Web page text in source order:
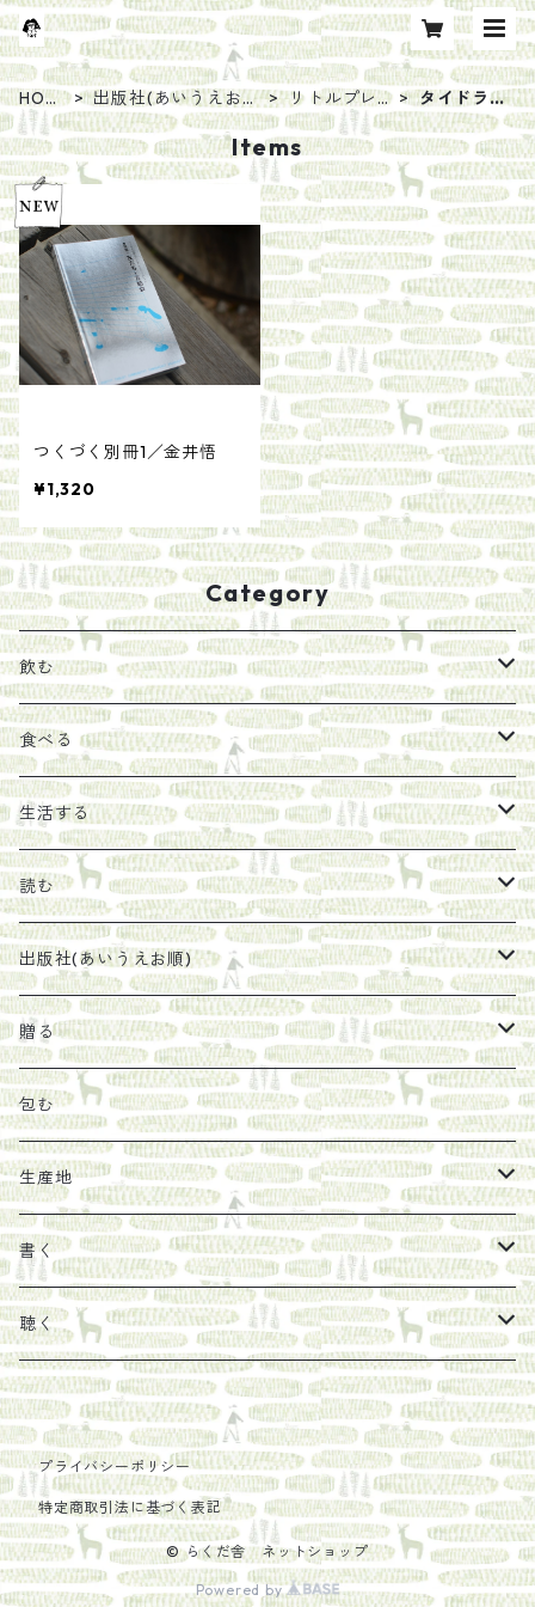
HOM
E
出版社(あいうえお
順)
リトルプレ
ス
タイドラ
ー
Items
つくづく別冊1／金井悟
¥1,320
Category
飲む
お茶
エキス
珈琲豆
太山寺珈琲焙煎室
食べる
ジャム
うめぼし
塩
オリーブオイル
その他
マスコバド糖
しょうがパウダー
野菜・果物
新しょうが
レモン
生活する
エコラップ
石けん
ヘチマたわし
陶器
馬目隆宏
絵
タンブラー
読む
刊行から時間が経ったけれど、長く売り続けたい一冊
贈り物に勧めたい絵本
紀伊半島ブックマルシェ関連本
らくだ舎出帆室の参考本など
新刊では販売しづらくなった本を巡らせて
古本や自由価格本から探す
出版社(あいうえお順)
らくだ舎出帆室
リトルプレス
mario books
タイドラー
Sakumag
地下BOOKS
疋田千里
PHILOSOPHIA
椋本悠哉
海外出版社
古本
あ行
明石書店
赤々舎
亜紀書房
あさやけ出版
か行
偕成社
笠間書院
柏書房
さ行
里山社
た行
贈る
包装
ギフトセット
カレンダー
カップ
ステッカー
包む
生産地
色川
そこそこ農園
農家民泊JUGEM
だものみち
安田農園
フィリピン
パレスチナ
インドネシア
メキシコ
書く
カムワッカ
らくだ舎
ポストカード
聴く
里
COLECTIVO ALTEPE
プライバシーポリシー
特定商取引法に基づく表記
© らくだ舎 ネットショップ
Powered by